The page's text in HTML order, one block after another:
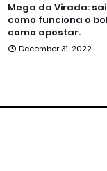
Mega da Virada:
como funciona o
como apostar.
December 31, 2022